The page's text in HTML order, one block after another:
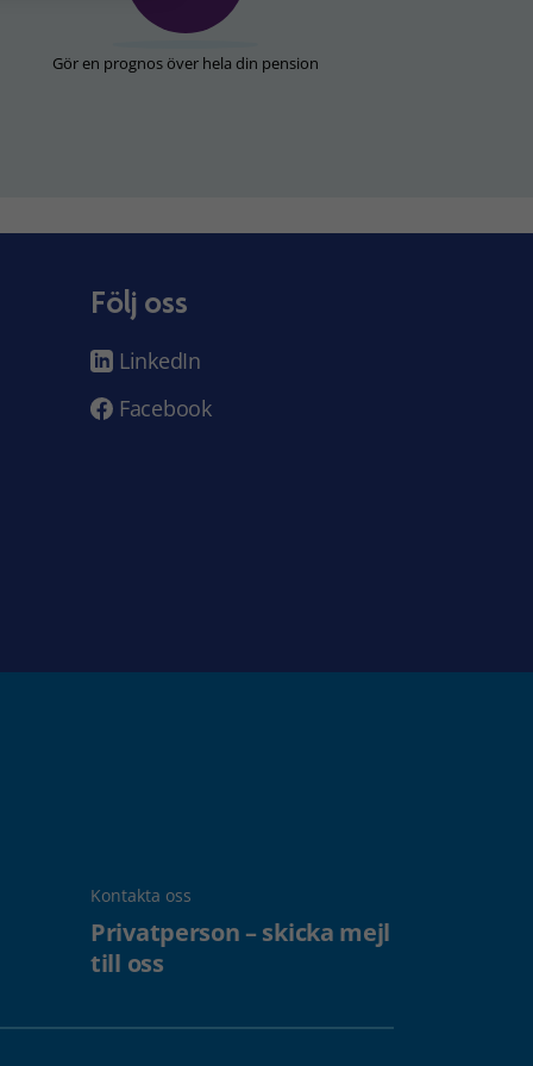
Gör en prognos över hela din pension
Följ oss
LinkedIn
Facebook
Kontakta oss
Privatperson – skicka mejl
till oss